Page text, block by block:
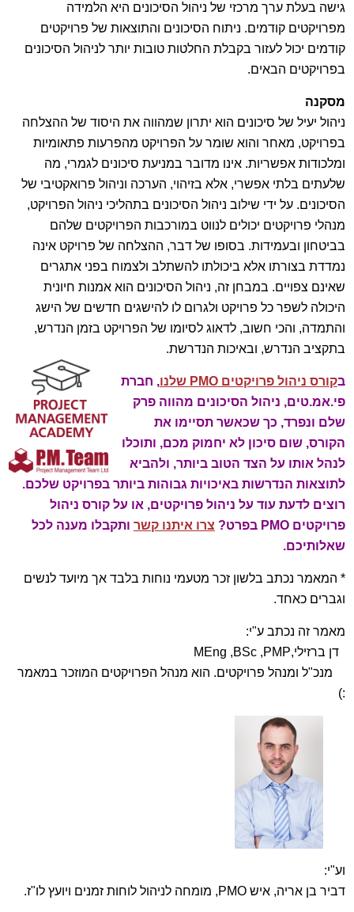
גישה בעלת ערך מרכזי של ניהול הסיכונים היא הלמידה
מפרויקטים קודמים. ניתוח הסיכונים והתוצאות של פרויקטים
קודמים יכול לעזור בקבלת החלטות טובות יותר לניהול הסיכונים
בפרויקטים הבאים.
מסקנה
ניהול יעיל של סיכונים הוא יתרון שמהווה את היסוד של ההצלחה
בפרויקט, מאחר והוא שומר על הפרויקט מהפרעות פתאומיות
ומלכודות אפשריות. אינו מדובר במניעת סיכונים לגמרי, מה
שלעתים בלתי אפשרי, אלא בזיהוי, הערכה וניהול פרואקטיבי של
הסיכונים. על ידי שילוב ניהול הסיכונים בתהליכי ניהול הפרויקט,
מנהלי פרויקטים יכולים לנווט במורכבות הפרויקטים שלהם
בביטחון ובעמידות. בסופו של דבר, ההצלחה של פרויקט אינה
נמדדת בצורתו אלא ביכולתו להשתלב ולצמוח בפני אתגרים
שאינם צפויים. במבחן זה, ניהול הסיכונים הוא אמנות חיונית
היכולה לשפר כל פרויקט ולגרום לו להישגים חדשים של הישג
והתמדה, והכי חשוב, לדאוג לסיומו של הפרויקט בזמן הנדרש,
בתקציב הנדרש, ובאיכות הנדרשת.
בקורס ניהול פרויקטים PMO שלנו
, חברת
פי.אמ.טים, ניהול הסיכונים מהווה פרק
שלם ונפרד, כך שכאשר תסיימו את
הקורס, שום סיכון לא יחמוק מכם, ותוכלו
לנהל אותו על הצד הטוב ביותר, ולהביא
לתוצאות הנדרשות באיכויות גבוהות ביותר בפרויקט שלכם.
רוצים לדעת עוד על ניהול פרויקטים, או על קורס ניהול
פרויקטים PMO בפרט?
צרו איתנו קשר ותקבלו מענה לכל
שאלותיכם.
* המאמר נכתב בלשון זכר מטעמי נוחות בלבד אך מיועד לנשים
וגברים כאחד.
מאמר זה נכתב ע"י:
דן ברזילי,MEng ,BSc ,PMP
מנכ"ל ומנהל פרויקטים. הוא מנהל הפרויקטים המוזכר במאמר
:)
וע"י:
דביר בן אריה, איש PMO, מומחה לניהול לוחות זמנים ויועץ לו"ז.